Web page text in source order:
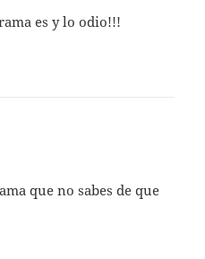
es y lo odio!!!
que no sabes de que